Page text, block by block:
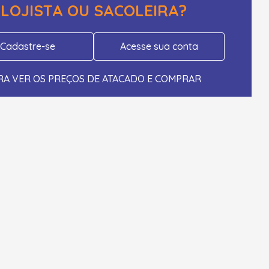
LOJISTA OU SACOLEIRA?
Cadastre-se Acesse sua conta
VER OS PREÇOS DE ATACADO E COMPRAR